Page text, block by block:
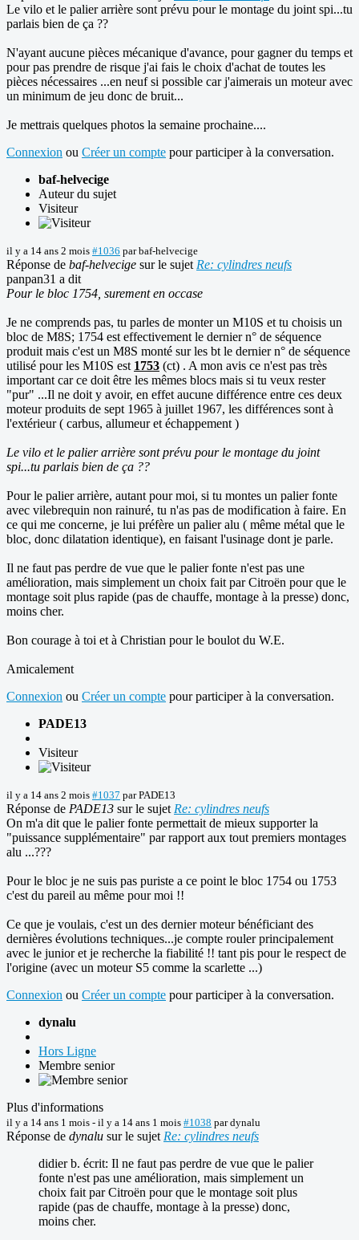
Le vilo et le palier arrière sont prévu pour le montage du joint spi...tu
parlais bien de ça ??
N'ayant aucune pièces mécanique d'avance, pour gagner du temps et
pour pas prendre de risque j'ai fais le choix d'achat de toutes les
pièces nécessaires ...en neuf si possible car j'aimerais un moteur avec
un minimum de jeu donc de bruit...
Je mettrais quelques photos la semaine prochaine....
Connexion ou Créer un compte pour participer à la conversation.
baf-helvecige
Auteur du sujet
Visiteur
il y a 14 ans 2 mois #1036 parbaf-helvecige
Réponse de baf-helvecige sur le sujet Re: cylindres neufs
panpan31 a dit
Pour le bloc 1754, surement en occase
Je ne comprends pas, tu parles de monter un M10S et tu choisis un
bloc de M8S; 1754 est effectivement le dernier n° de séquence
produit mais c'est un M8S monté sur les bt le dernier n° de séquence
utilisé pour les M10S est 1753 (ct) . A mon avis ce n'est pas très
important car ce doit être les mêmes blocs mais si tu veux rester
"pur" ...Il ne doit y avoir, en effet aucune différence entre ces deux
moteur produits de sept 1965 à juillet 1967, les différences sont à
l'extérieur ( carbus, allumeur et échappement )
Le vilo et le palier arrière sont prévu pour le montage du joint
spi...tu parlais bien de ça ??
Pour le palier arrière, autant pour moi, si tu montes un palier fonte
avec vilebrequin non rainuré, tu n'as pas de modification à faire. En
ce qui me concerne, je lui préfère un palier alu ( même métal que le
bloc, donc dilatation identique), en faisant l'usinage dont je parle.
Il ne faut pas perdre de vue que le palier fonte n'est pas une
amélioration, mais simplement un choix fait par Citroën pour que le
montage soit plus rapide (pas de chauffe, montage à la presse) donc,
moins cher.
Bon courage à toi et à Christian pour le boulot du W.E.
Amicalement
Connexion ou Créer un compte pour participer à la conversation.
PADE13
Visiteur
il y a 14 ans 2 mois #1037 parPADE13
Réponse de PADE13 sur le sujet Re: cylindres neufs
On m'a dit que le palier fonte permettait de mieux supporter la
"puissance supplémentaire" par rapport aux tout premiers montages
alu ...???
Pour le bloc je ne suis pas puriste a ce point le bloc 1754 ou 1753
c'est du pareil au même pour moi !!
Ce que je voulais, c'est un des dernier moteur bénéficiant des
dernières évolutions techniques...je compte rouler principalement
avec le junior et je recherche la fiabilité !! tant pis pour le respect de
l'origine (avec un moteur S5 comme la scarlette ...)
Connexion ou Créer un compte pour participer à la conversation.
dynalu
Hors Ligne
Membre senior
Plus d'informations
il y a 14 ans 1 mois - il y a 14 ans 1 mois #1038 pardynalu
Réponse de dynalu sur le sujet Re: cylindres neufs
didier b. écrit: Il ne faut pas perdre de vue que le palier
fonte n'est pas une amélioration, mais simplement un
choix fait par Citroën pour que le montage soit plus
rapide (pas de chauffe, montage à la presse) donc,
moins cher.